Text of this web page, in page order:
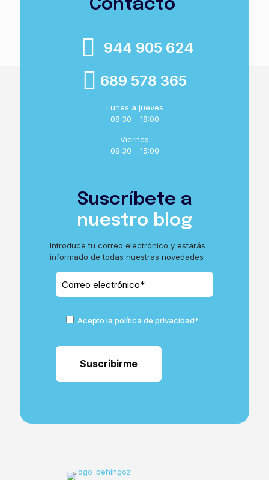
Contacto
944 905 624
689 578 365
Lunes a jueves
08:30 - 18:00
Viernes
08:30 - 15:00
Suscríbete a
nuestro blog
Introduce tu correo electrónico y estarás
informado de todas nuestras novedades
Acepto la política de privacidad*